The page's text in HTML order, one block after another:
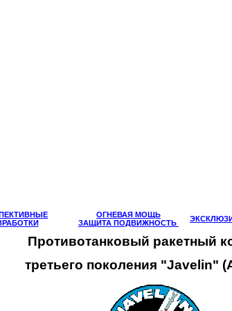
ОГНЕВАЯ МОЩЬ
ЗАЩИТА ПОДВИЖНОСТЬ
Противотанковый ракетный
третьего поколения "Javelin" (